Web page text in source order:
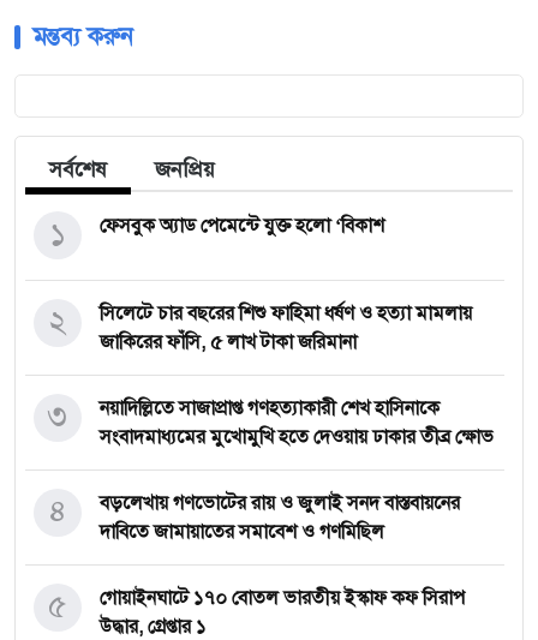
মন্তব্য করুন
সর্বশেষ জনপ্রিয়
ফেসবুক অ্যাড পেমেন্টে যুক্ত হলো ‘বিকাশ
১
সিলেটে চার বছরের শিশু ফাহিমা ধর্ষণ ও হত্যা মামলায়
জাকিরের ফাঁসি, ৫ লাখ টাকা জরিমানা
২
নয়াদিল্লিতে সাজাপ্রাপ্ত গণহত্যাকারী শেখ হাসিনাকে
সংবাদমাধ্যমের মুখোমুখি হতে দেওয়ায় ঢাকার তীব্র ক্ষোভ
৩
বড়লেখায় গণভোটের রায় ও জুলাই সনদ বাস্তবায়নের
দাবিতে জামায়াতের সমাবেশ ও গণমিছিল
৪
গোয়াইনঘাটে ১৭০ বোতল ভারতীয় ইস্কাফ কফ সিরাপ
উদ্ধার, গ্রেপ্তার ১
৫